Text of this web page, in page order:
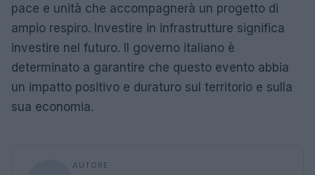
pace e unità che accompagnerà un progetto di
ampio respiro. Investire in infrastrutture significa
investire nel futuro. Il governo italiano è
determinato a garantire che questo evento abbia
un impatto positivo e duraturo sul territorio e sulla
sua economia.
AUTORE